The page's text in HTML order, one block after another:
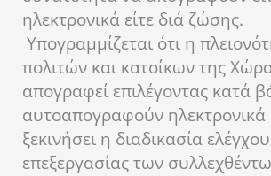
ηλεκτρονικά είτε διά ζώσης.
Υπογραμμίζεται ότι η
πολιτών και κατοίκων της
απογραφεί επιλέγοντας κατά
αυτοαπογραφούν ηλεκτρονικά
ξεκινήσει η διαδικασία
επεξεργασίας των